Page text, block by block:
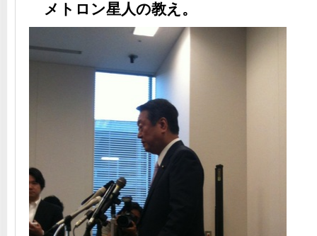
メトロン星人の教え。